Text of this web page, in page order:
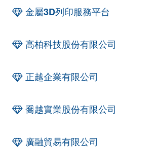
金屬3D列印服務平台
高柏科技股份有限公司
正越企業有限公司
喬越實業股份有限公司
廣融貿易有限公司